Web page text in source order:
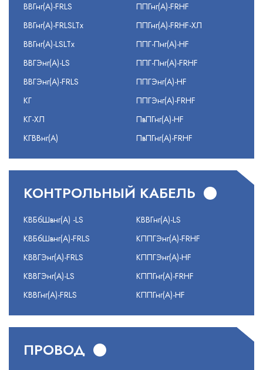
ВВГнг(А)-FRLS
ВВГнг(А)-FRLSLTx
ВВГнг(А)-LSLTx
ВВГЭнг(А)-LS
ВВГЭнг(А)-FRLS
КГ
КГ-ХЛ
КГВВнг(А)
ППГнг(А)-FRHF
ППГнг(А)-FRHF-ХЛ
ППГ-Пнг(А)-HF
ППГ-Пнг(А)-FRHF
ППГЭнг(А)-HF
ППГЭнг(А)-FRHF
ПвПГнг(А)-HF
ПвПГнг(А)-FRHF
КОНТРОЛЬНЫЙ КАБЕЛЬ
КВБбШвнг(А) -LS
КВБбШвнг(А)-FRLS
КВВГЭнг(А)-FRLS
КВВГЭнг(А)-LS
КВВГнг(А)-FRLS
КВВГнг(А)-LS
КППГЭнг(А)-FRHF
КППГЭнг(А)-HF
КППГнг(А)-FRHF
КППГнг(А)-HF
ПРОВОД